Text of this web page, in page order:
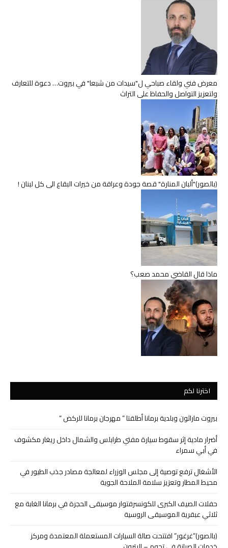
معرض فني ولقاء صباحي ل"سيدات من شبعا" في بيروت… دعوة للتعارف
ولتعزيز التواصل والحفاظ على التراث
(بالصور)"ألبان المنارة" قصة جودة وعراقة من خيرات البقاع الى كل لبنان !
ماذا قال القاضي محمد صعب؟
اخترنا لكم
بيروت ماراثون وبلدية برمانا أطلقتا ” مهرجان برمانا للركض “
أضرار مادية إثر سقوط سيارة مفتي طرابلس والشمال داخل ريغار مكشوف
في أبي سمراء
الأشغال ترفع توصية إلى مجلس الوزراء لمعالجة مصادر جذب الطيور في
محيط المطار وتعزيز سلامة الملاحة الجوية
حفلات الصيف الكبرى للكونسرفتوار موسيقى الحجرة في برمانا الغابة مع
ثلاثي عبقرية الموسيقى الروسية
(بالصور)”غرغور” افتتحت صالة السيارات المستعملة المعتمدة ومركز